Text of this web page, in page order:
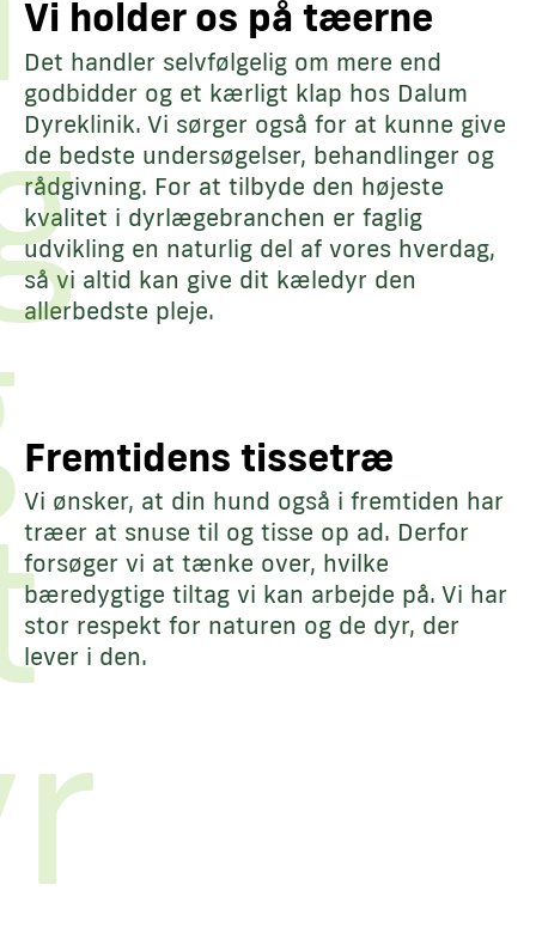
Vi holder os på tæerne
Det handler selvfølgelig om mere end
godbidder og et kærligt klap hos Dalum
Dyreklinik. Vi sørger også for at kunne give
de bedste undersøgelser, behandlinger og
rådgivning. For at tilbyde den højeste
kvalitet i dyrlægebranchen er faglig
udvikling en naturlig del af vores hverdag,
så vi altid kan give dit kæledyr den
allerbedste pleje.
Fremtidens tissetræ
Vi ønsker, at din hund også i fremtiden har
træer at snuse til og tisse op ad. Derfor
forsøger vi at tænke over, hvilke
bæredygtige tiltag vi kan arbejde på. Vi har
stor respekt for naturen og de dyr, der
lever i den.